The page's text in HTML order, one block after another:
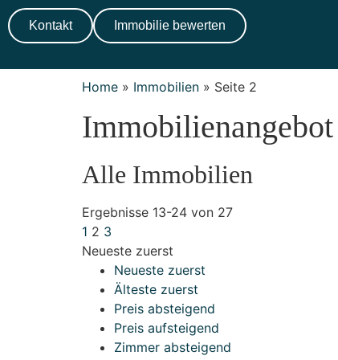
Kontakt Immobilie bewerten
Home » Immobilien » Seite 2
Immobilien­angebot
Alle Immobilien
Ergebnisse 13-24 von 27
1 2 3
Neueste zuerst
Neueste zuerst
Älteste zuerst
Preis absteigend
Preis aufsteigend
Zimmer absteigend